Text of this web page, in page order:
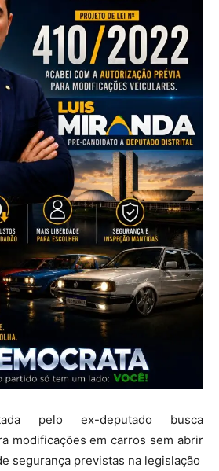
pelo ex-deputado busca
modificações em carros sem abrir
segurança previstas na legislação